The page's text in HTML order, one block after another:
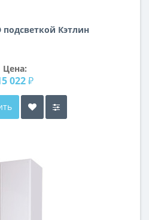
подсветкой Кэтлин
Цена:
022 ₽